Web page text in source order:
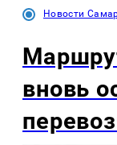
Новости
вновь